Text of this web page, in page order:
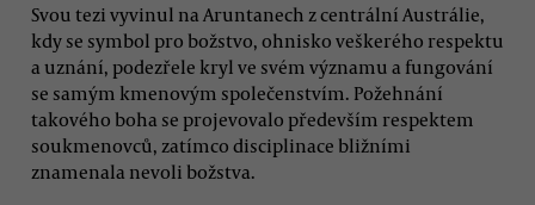
Svou tezi vyvinul na Aruntanech z centrální Austrálie,
kdy se symbol pro božstvo, ohnisko veškerého respektu
a uznání, podezřele kryl ve svém významu a fungování
se samým kmenovým společenstvím. Požehnání
takového boha se projevovalo především respektem
soukmenovců, zatímco disciplinace bližními
znamenala nevoli božstva.